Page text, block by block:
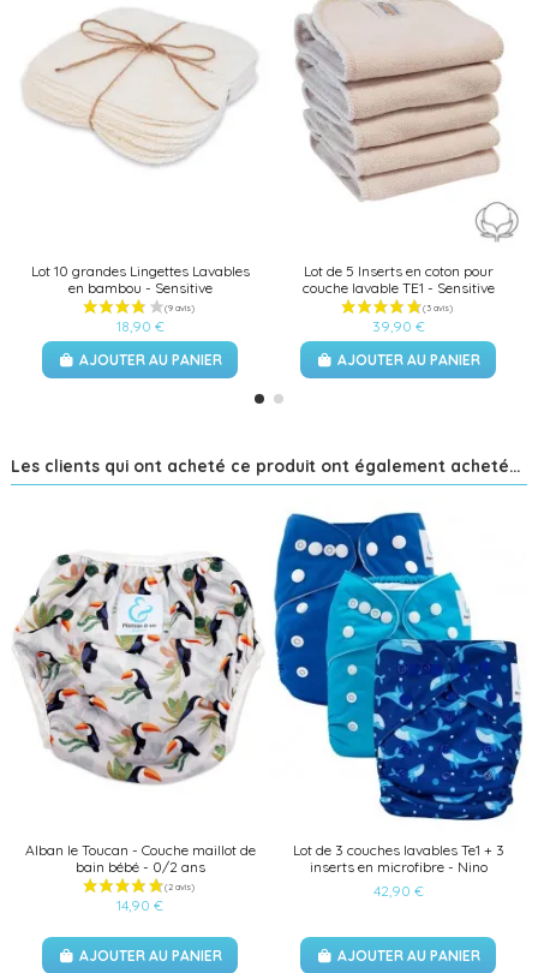
Lot 10 grandes Lingettes Lavables
en bambou - Sensitive
18,90 €
AJOUTER AU PANIER
Lot de 5 Inserts en coton pour
couche lavable TE1 - Sensitive
39,90 €
AJOUTER AU PANIER
Les clients qui ont acheté ce produit ont également acheté...
Alban le Toucan - Couche maillot de
bain bébé - 0/2 ans
14,90 €
AJOUTER AU PANIER
Lot de 3 couches lavables Te1 + 3
inserts en microfibre - Nino
42,90 €
AJOUTER AU PANIER